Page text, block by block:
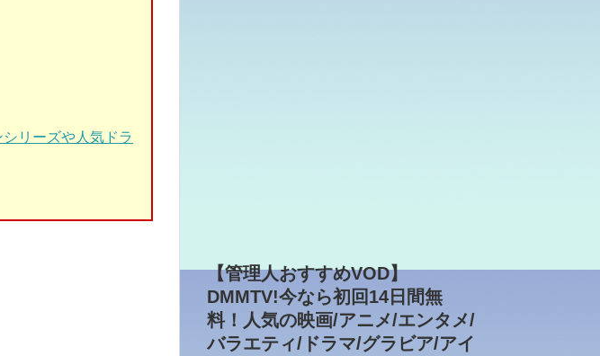
リーズや人気ドラ
【管理人おすすめVOD】
DMMTV!今なら初回14日間無
料！人気の映画/アニメ/エンタメ/
バラエティ/ドラマ/グラビア/アイ